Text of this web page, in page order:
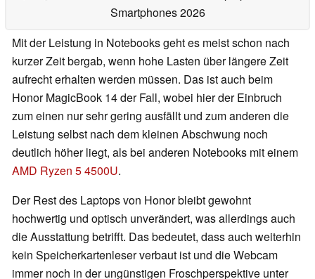
Smartphones 2026
Mit der Leistung in Notebooks geht es meist schon nach
kurzer Zeit bergab, wenn hohe Lasten über längere Zeit
aufrecht erhalten werden müssen. Das ist auch beim
Honor MagicBook 14 der Fall, wobei hier der Einbruch
zum einen nur sehr gering ausfällt und zum anderen die
Leistung selbst nach dem kleinen Abschwung noch
deutlich höher liegt, als bei anderen Notebooks mit einem
AMD Ryzen 5 4500U.
Der Rest des Laptops von Honor bleibt gewohnt
hochwertig und optisch unverändert, was allerdings auch
die Ausstattung betrifft. Das bedeutet, dass auch weiterhin
kein Speicherkartenleser verbaut ist und die Webcam
immer noch in der ungünstigen Froschperspektive unter